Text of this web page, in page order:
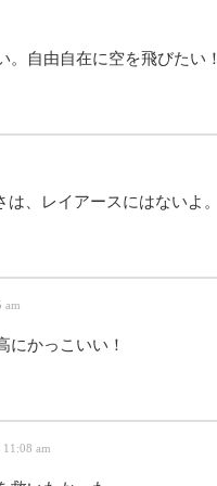
。自由自在に空を飛びたい！
、レイアースにはないよ。
am
にかっこいい！
am